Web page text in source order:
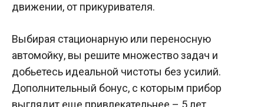
движении, от прикуривателя.
Выбирая стационарную или переносную
автомойку, вы решите множество задач и
добьетесь идеальной чистоты без усилий.
Дополнительный бонус, с которым прибор